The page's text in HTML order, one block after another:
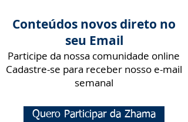
Conteúdos novos direto no
seu Email
Participe da nossa comunidade online
Cadastre-se para receber nosso e-mail
semanal
Quero Participar da Zhama